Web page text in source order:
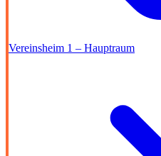
Vereinsheim 1 – Hauptraum